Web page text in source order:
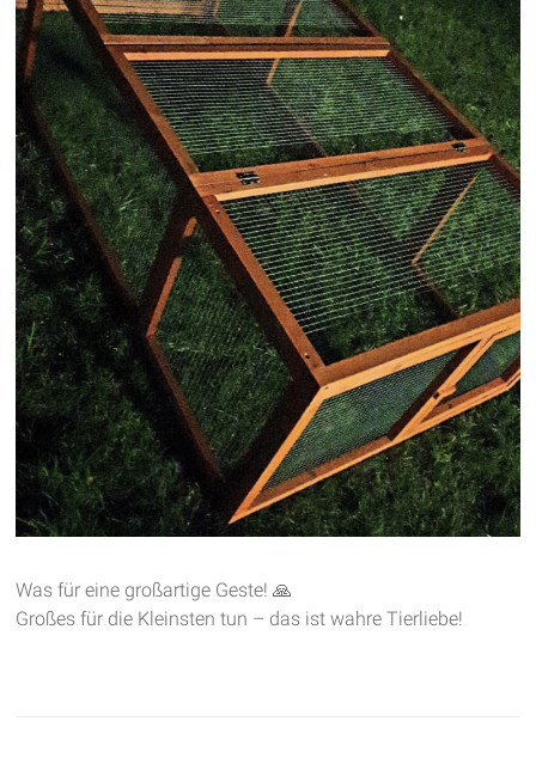
Was für eine großartige Geste! 🙏
Großes für die Kleinsten tun – das ist wahre Tierliebe!